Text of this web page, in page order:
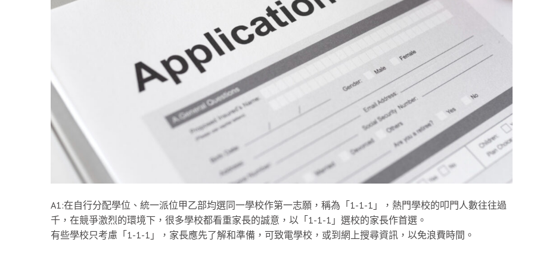
A1:在自行分配學位、統一派位甲乙部均選同一學校作第一志願，稱為「1-1-1」，熱門學校的叩門人數往往過
千，在競爭激烈的環境下，很多學校都看重家長的誠意，以「1-1-1」選校的家長作首選。
有些學校只考慮「1-1-1」，家長應先了解和準備，可致電學校，或到網上搜尋資訊，以免浪費時間。